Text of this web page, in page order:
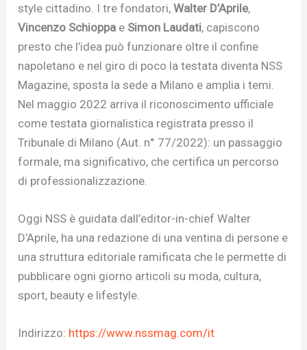
style cittadino. I tre fondatori,Walter D’Aprile,
Vincenzo Schioppa e Simon Laudati, capiscono
presto che l’idea può funzionare oltre il confine
napoletano e nel giro di poco la testata diventa NSS
Magazine, sposta la sede a Milano e amplia i temi.
Nel maggio 2022 arriva il riconoscimento ufficiale
come testata giornalistica registrata presso il
Tribunale di Milano (Aut. n° 77/2022): un passaggio
formale, ma significativo, che certifica un percorso
di professionalizzazione.
Oggi NSS è guidata dall’editor-in-chief Walter
D’Aprile, ha una redazione di una ventina di persone e
una struttura editoriale ramificata che le permette di
pubblicare ogni giorno articoli su moda, cultura,
sport, beauty e lifestyle.
Indirizzo: https://www.nssmag.com/it